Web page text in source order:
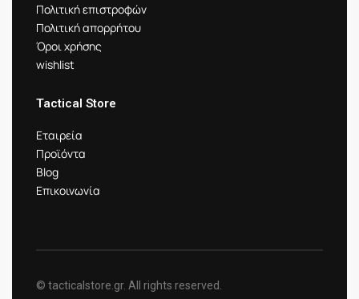
Πολιτική επιστροφών
Πολιτική απορρήτου
Όροι χρήσης
wishlist
Tactical Store
Εταιρεία
Προϊόντα
Blog
Επικοινωνία
© tacticalstore.gr. All rights reserved.